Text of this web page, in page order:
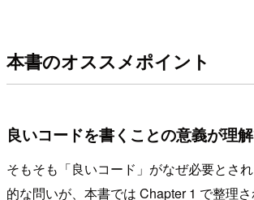
本書のオススメポイント
良いコードを書くことの意義が理
そもそも「良いコード」がなぜ必要とさ
的な問いが、本書では Chapter 1 で整理さ